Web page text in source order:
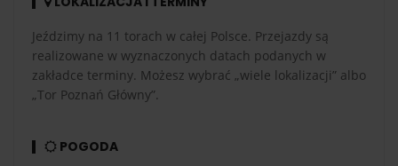
Jeździmy na 11 torach w całej Polsce. Przejazdy są
realizowane w wyznaczonych datach podanych w
zakładce terminy. Możesz wybrać „wiele lokalizacji” albo
„Tor Poznań Główny”.
POGODA